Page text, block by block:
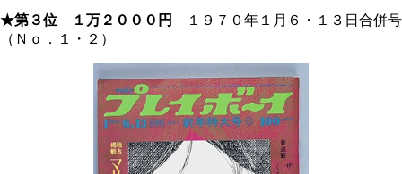
★第３位 １万２０００円
１９７０年１月６・１３日合併号
（Ｎｏ．１・２）